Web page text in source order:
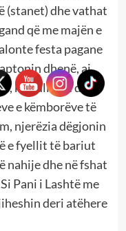
(stanet) dhe vathat
që me majën e
festa pagane
dhenë, ai
ku kullotat dhe
e këmborëve të
njerëzia dëgjonin
e fyellit të bariut
nahije dhe në fshat
Pani i Lashtë me
deri atëhere